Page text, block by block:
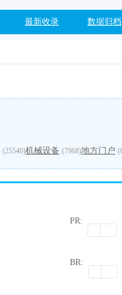
最新收录 数据归档
(25540)机械设备 (7968)地方门户
PR:
BR: